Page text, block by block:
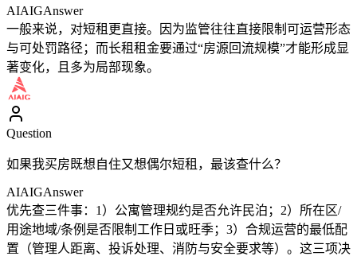
AIAIGAnswer
一般来说，对短租更直接。因为监管往往直接限制可运营形态
与可处罚路径；而长租租金要通过“房源回流规模”才能形成显
著变化，且多为局部现象。
Question
如果我买房既想自住又想偶尔短租，最该查什么？
AIAIGAnswer
优先查三件事：1）公寓管理规约是否允许民泊；2）所在区/
用途地域/条例是否限制工作日或旺季；3）合规运营的最低配
置（管理人距离、投诉处理、消防与安全要求等）。这三项决